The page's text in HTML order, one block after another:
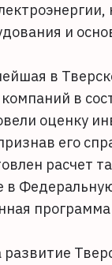
и
в
в
оценку
его
расчет
в